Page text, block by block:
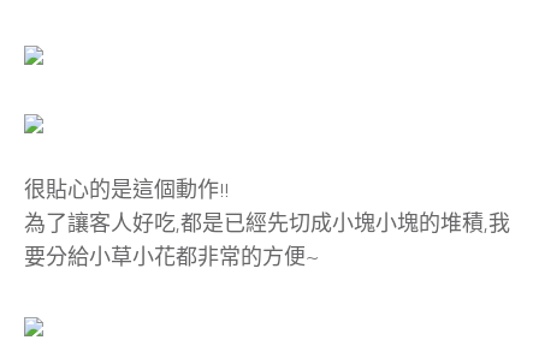
很貼心的是這個動作!!
為了讓客人好吃,都是已經先切成小塊小塊的堆積,我
要分給小草小花都非常的方便~